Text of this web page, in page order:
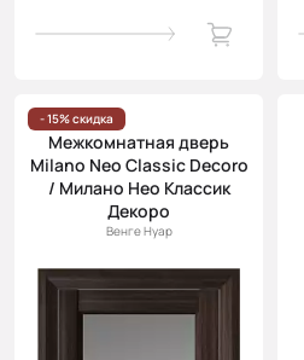
- 15% скидка
Межкомнатная дверь
Milano Neo Classic Decoro
/ Милано Нео Классик
Декоро
Венге Нуар